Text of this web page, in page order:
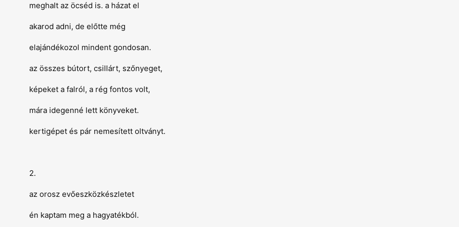
meghalt az öcséd is. a házat el
akarod adni, de előtte még
elajándékozol mindent gondosan.
az összes bútort, csillárt, szőnyeget,
képeket a falról, a rég fontos volt,
mára idegenné lett könyveket.
kertigépet és pár nemesített oltványt.
2.
az orosz evőeszközkészletet
én kaptam meg a hagyatékból.